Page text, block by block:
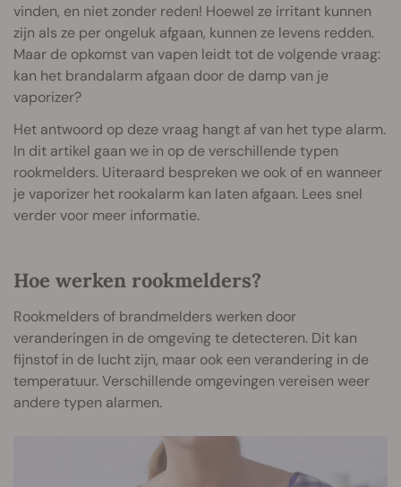
vinden, en niet zonder reden! Hoewel ze irritant kunnen
zijn als ze per ongeluk afgaan, kunnen ze levens redden.
Maar de opkomst van vapen leidt tot de volgende vraag:
kan het brandalarm afgaan door de damp van je
vaporizer?
Het antwoord op deze vraag hangt af van het type alarm.
In dit artikel gaan we in op de verschillende typen
rookmelders. Uiteraard bespreken we ook of en wanneer
je vaporizer het rookalarm kan laten afgaan. Lees snel
verder voor meer informatie.
Hoe werken rookmelders?
Rookmelders of brandmelders werken door
veranderingen in de omgeving te detecteren. Dit kan
fijnstof in de lucht zijn, maar ook een verandering in de
temperatuur. Verschillende omgevingen vereisen weer
andere typen alarmen.